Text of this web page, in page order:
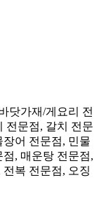
닷가재/게요리 전
전문점, 갈치 전문
어 전문점, 민물
, 매운탕 전문점,
복 전문점, 오징